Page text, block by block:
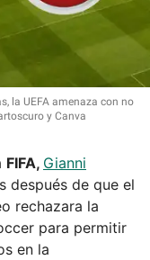
la UEFA amenaza con no
y Canva
FIFA, Gianni
después de que el
rechazara la
para permitir
en la